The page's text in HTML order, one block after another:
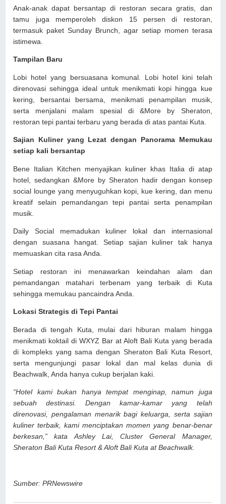
Anak-anak dapat bersantap di restoran secara gratis, dan
tamu juga memperoleh diskon 15 persen di restoran,
termasuk paket Sunday Brunch, agar setiap momen terasa
istimewa.
Tampilan Baru
Lobi hotel yang bersuasana komunal. Lobi hotel kini telah
direnovasi sehingga ideal untuk menikmati kopi hingga kue
kering, bersantai bersama, menikmati penampilan musik,
serta menjalani malam spesial di &More by Sheraton,
restoran tepi pantai terbaru yang berada di atas pantai Kuta.
Sajian Kuliner yang Lezat dengan Panorama Memukau
setiap kali bersantap
Bene Italian Kitchen menyajikan kuliner khas Italia di atap
hotel, sedangkan &More by Sheraton hadir dengan konsep
social lounge yang menyuguhkan kopi, kue kering, dan menu
kreatif selain pemandangan tepi pantai serta penampilan
musik.
Daily Social memadukan kuliner lokal dan internasional
dengan suasana hangat. Setiap sajian kuliner tak hanya
memuaskan cita rasa Anda.
Setiap restoran ini menawarkan keindahan alam dan
pemandangan matahari terbenam yang terbaik di Kuta
sehingga memukau pancaindra Anda.
Lokasi Strategis di Tepi Pantai
Berada di tengah Kuta, mulai dari hiburan malam hingga
menikmati koktail di WXYZ Bar at Aloft Bali Kuta yang berada
di kompleks yang sama dengan Sheraton Bali Kuta Resort,
serta mengunjungi pasar lokal dan mal kelas dunia di
Beachwalk, Anda hanya cukup berjalan kaki.
“Hotel kami bukan hanya tempat menginap, namun juga
sebuah destinasi. Dengan kamar-kamar yang telah
direnovasi, pengalaman menarik bagi keluarga, serta sajian
kuliner terbaik, kami menciptakan momen yang benar-benar
berkesan,” kata Ashley Lai, Cluster General Manager,
Sheraton Bali Kuta Resort & Aloft Bali Kuta at Beachwalk.
Sumber: PRNewswire